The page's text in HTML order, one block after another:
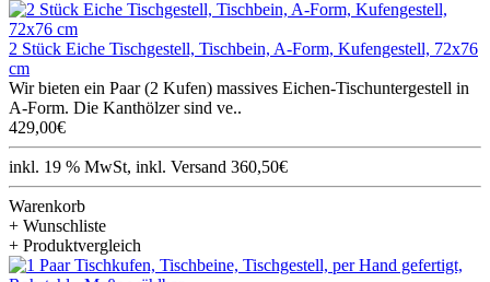
2 Stück Eiche Tischgestell, Tischbein, A-Form, Kufengestell, 72x76
cm
Wir bieten ein Paar (2 Kufen) massives Eichen-Tischuntergestell in
A-Form. Die Kanthölzer sind ve..
429,00€
inkl. 19 % MwSt, inkl. Versand 360,50€
Warenkorb
+ Wunschliste
+ Produktvergleich